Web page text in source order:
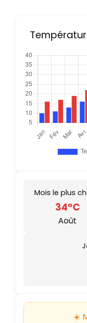
Mois le plus
34°C
Août
☀️